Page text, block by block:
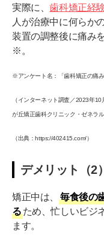
実際に、歯科矯正経
人が治療中に何らか
装置の調整後に痛み
※。
※アンケート名：「歯科矯正の痛
（インターネット調査／2023年
が丘矯正歯科クリニック・ゼネラル
（出典：https://402415.com/）
デメリット（2
矯正中は、
毎食後の
る ため、忙しいビジ
ます。